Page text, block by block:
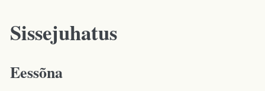
Sissejuhatus
Eessõna